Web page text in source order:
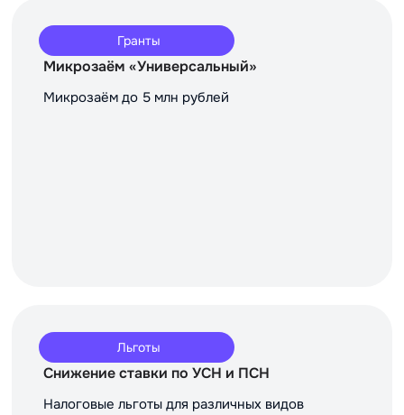
Гранты
Микрозаём «Универсальный»
Микрозаём до 5 млн рублей
Льготы
Снижение ставки по УСН и ПСН
Налоговые льготы для различных видов